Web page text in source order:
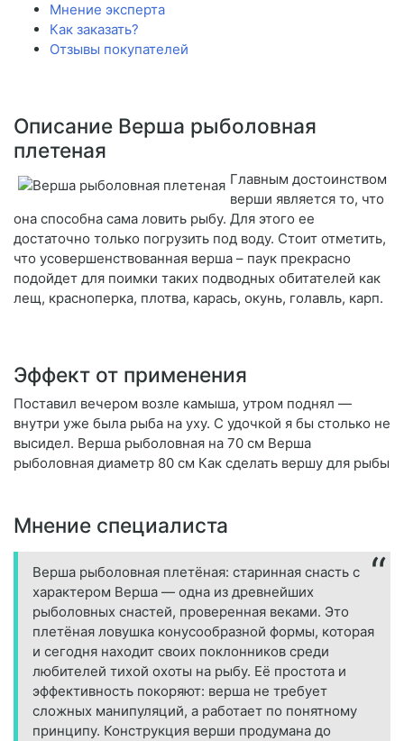
Мнение эксперта
Как заказать?
Отзывы покупателей
Описание Верша рыболовная
плетеная
Главным достоинством
верши является то, что
она способна сама ловить рыбу. Для этого ее
достаточно только погрузить под воду. Стоит отметить,
что усовершенствованная верша – паук прекрасно
подойдет для поимки таких подводных обитателей как
лещ, красноперка, плотва, карась, окунь, голавль, карп.
Эффект от применения
Поставил вечером возле камыша, утром поднял —
внутри уже была рыба на уху. С удочкой я бы столько не
высидел. Верша рыболовная на 70 см Верша
рыболовная диаметр 80 см Как сделать вершу для рыбы
Мнение специалиста
Верша рыболовная плетёная: старинная снасть с
характером Верша — одна из древнейших
рыболовных снастей, проверенная веками. Это
плетёная ловушка конусообразной формы, которая
и сегодня находит своих поклонников среди
любителей тихой охоты на рыбу. Её простота и
эффективность покоряют: верша не требует
сложных манипуляций, а работает по понятному
принципу. Конструкция верши продумана до